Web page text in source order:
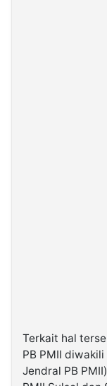
Terkait hal
PB PMII
Jendral PB